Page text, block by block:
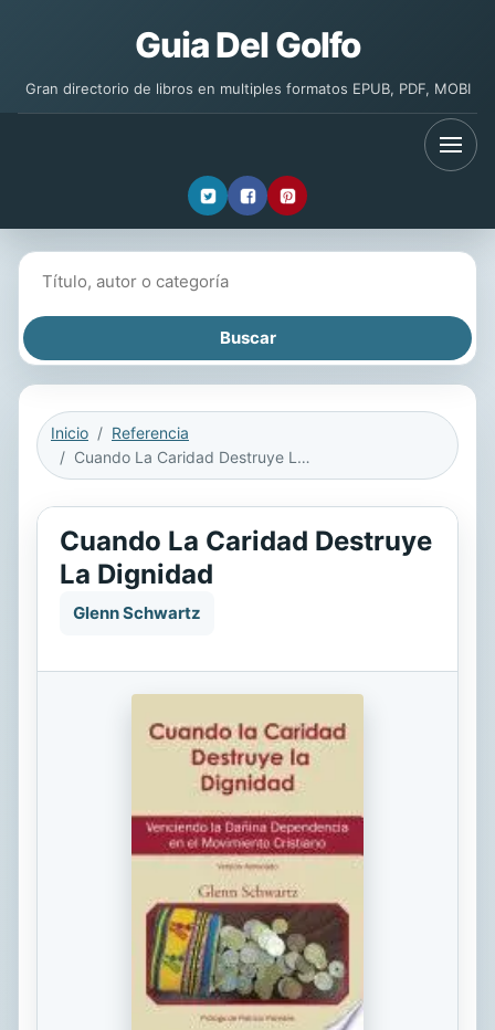
Guia Del Golfo
Gran directorio de libros en multiples formatos EPUB, PDF, MOBI
Inicio
Referencia
Cuando La Caridad Destruye La Dignidad
Cuando La Caridad Destruye
La Dignidad
Glenn Schwartz